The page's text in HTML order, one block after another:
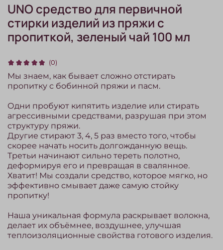
(0)
UNO средство для первичной
стирки изделий из пряжи с
пропиткой, зеленый чай 100 мл
Мы знаем, как бывает сложно отстирать
пропитку с бобинной пряжи и пасм.
Одни пробуют кипятить изделие или стирать
агрессивными средствами, разрушая при этом
структуру пряжи.
Другие стирают 3, 4, 5 раз вместо того, чтобы
скорее начать носить долгожданную вещь.
Третьи начинают сильно тереть полотно,
деформируя его и превращая в свалянное.
Хватит! Мы создали средство, которое мягко, но
эффективно смывает даже самую стойку
пропитку!
Наша уникальная формула раскрывает волокна,
делает их объёмнее, воздушнее, улучшая
теплоизоляционные свойства готового изделия.